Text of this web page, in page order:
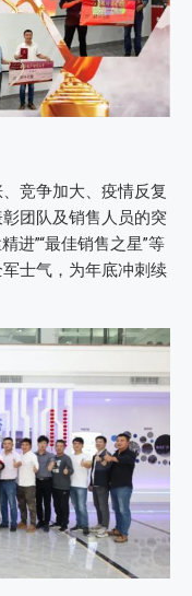
竞争加大、疫情反复
团队及销售人员的突
进”“最佳销售之星”等
士气，为年底冲刺续